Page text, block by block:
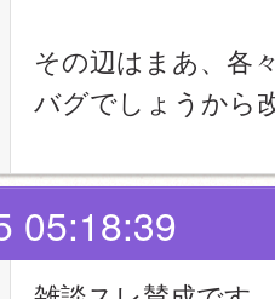
その辺はまあ、各
バグでしょうから
05:18:39